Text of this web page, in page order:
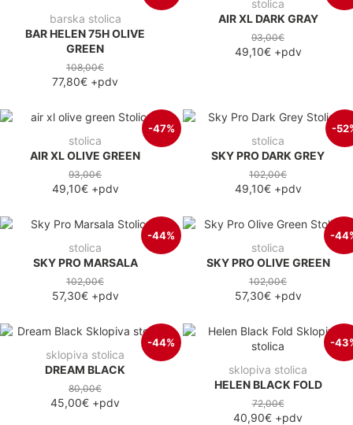
barska stolica
BAR HELEN 75H OLIVE
GREEN
108,00€
77,80€ +pdv
stolica
AIR XL DARK GRAY
93,00€
49,10€+pdv
-47%
stolica
AIR XL OLIVE GREEN
93,00€
49,10€+pdv
-
stolica
SKY PRO DARK GREY
102,00€
49,10€+pdv
-44%
stolica
SKY PRO MARSALA
102,00€
57,30€+pdv
-
stolica
SKY PRO OLIVE GREEN
102,00€
57,30€+pdv
-44%
sklopiva stolica
DREAM BLACK
80,00€
45,00€ +pdv
-
sklopiva stolica
HELEN BLACK FOLD
72,00€
40,90€ +pdv